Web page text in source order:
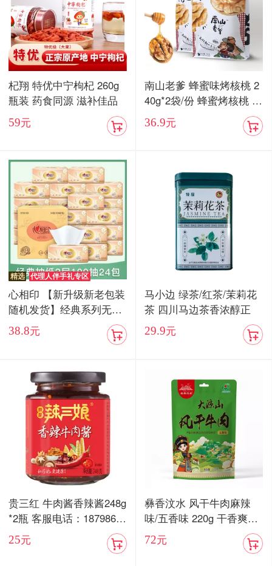
杞翔 特优中宁枸杞 260g
瓶装 药食同源 滋补佳品
59元
南山老爹 蜂蜜味烤核桃 2
40g*2袋/份 蜂蜜烤核桃 酥
脆香甜
36.9元
精选 代理人伴手礼专区
心相印 【新升级新老包装
随机发货】经典系列无香
抽纸3层100抽24包家用实
惠装整箱纸巾面巾餐巾纸
38.8元
马小边 绿茶/红茶/茉莉花
茶 四川马边茶香浓醇正
29.9元
贵三红 牛肉酱香辣酱248g
*2瓶 客服电话：18798676
577
25元
彝香汶水 风干牛肉麻辣
味/五香味 220g 干香爽口
嚼劲十足
72元